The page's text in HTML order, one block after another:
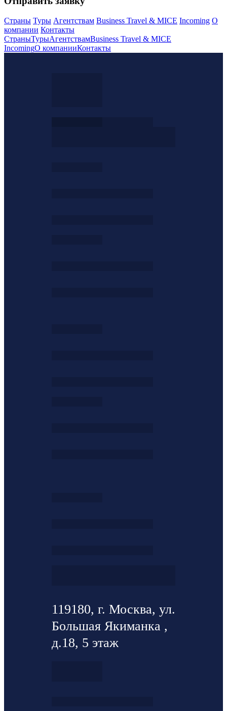
Страны Туры Агентствам Business Travel & MICE Incoming О
компании Контакты
СтраныТурыАгентствамBusiness Travel & MICE
IncomingО компанииКонтакты
119180, г. Москва, ул.
Большая Якиманка ,
д.18, 5 этаж